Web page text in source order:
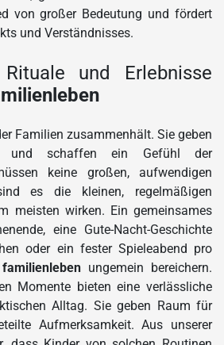
von großer Bedeutung und fördert
und Verständnisses.
Rituale und Erlebnisse
Familien zusammenhält. Sie geben
und schaffen ein Gefühl der
keine großen, aufwendigen
es die kleinen, regelmäßigen
meisten wirken. Ein gemeinsames
eine Gute-Nacht-Geschichte
oder ein fester Spieleabend pro
familienlebenungemein bereichern.
Momente bieten eine verlässliche
Alltag. Sie geben Raum für
Aufmerksamkeit. Aus unserer